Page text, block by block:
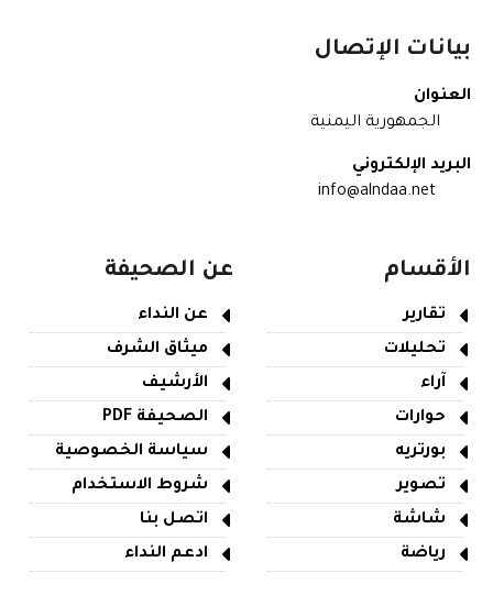
بيانات الإتصال
العنوان
الجمهورية اليمنية
البريد الإلكتروني
info@alndaa.net
الأقسام
تقارير
تحليلات
آراء
حوارات
بورتريه
تصوير
شاشة
رياضة
عن الصحيفة
عن النداء
ميثاق الشرف
الأرشيف
الصحيفة PDF
سياسة الخصوصية
شروط الاستخدام
اتصل بنا
ادعم النداء